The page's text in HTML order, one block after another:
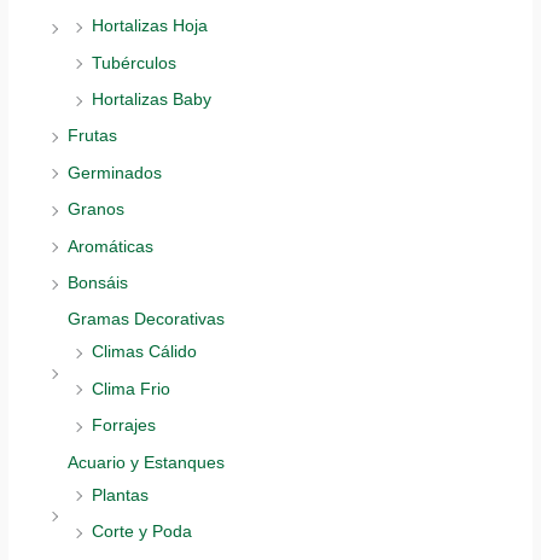
Hortalizas Hoja
Tubérculos
Hortalizas Baby
Frutas
Germinados
Granos
Aromáticas
Bonsáis
Gramas Decorativas
Climas Cálido
Clima Frio
Forrajes
Acuario y Estanques
Plantas
Corte y Poda